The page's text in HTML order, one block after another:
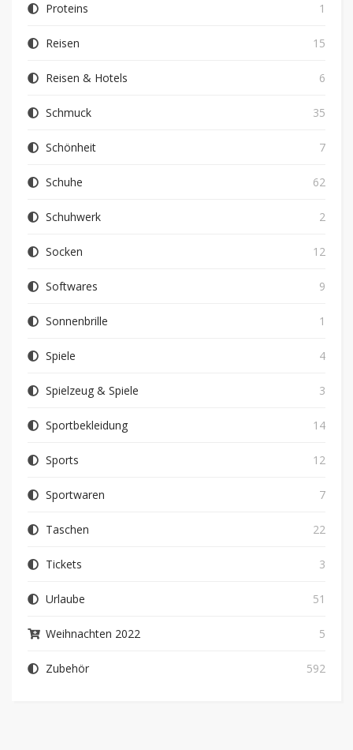
Proteins 1
Reisen 15
Reisen & Hotels 6
Schmuck 35
Schönheit 7
Schuhe 62
Schuhwerk 2
Socken 12
Softwares 9
Sonnenbrille 1
Spiele 4
Spielzeug & Spiele 3
Sportbekleidung 14
Sports 12
Sportwaren 7
Taschen 22
Tickets 3
Urlaube 51
Weihnachten 2022 5
Zubehör 592